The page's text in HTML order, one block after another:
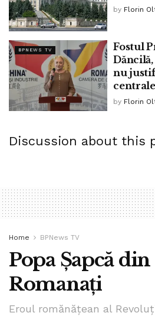
by Florin
BPNEWS TV
Fostul
nu
by Florin
Discussion about this
Home BPNews TV
Popa Șapcă
Romanați
Eroul romănățean al